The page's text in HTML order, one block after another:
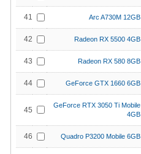
41 Arc A730M 12GB
42 Radeon RX 5500 4GB
43 Radeon RX 580 8GB
44 GeForce GTX 1660 6GB
45
GeForce RTX 3050 Ti Mobile
4GB
46 Quadro P3200 Mobile 6GB